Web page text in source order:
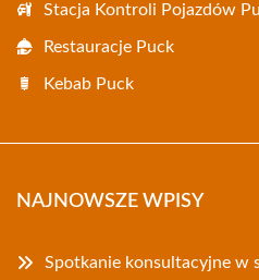
Stacja Kontroli Pojazdów
Restauracje Puck
Kebab Puck
NAJNOWSZE WPISY
Spotkanie konsultacyjne w